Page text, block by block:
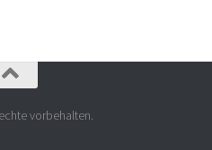
vorbehalten.